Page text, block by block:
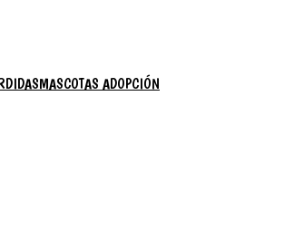
MASCOTAS ADOPCIÓN